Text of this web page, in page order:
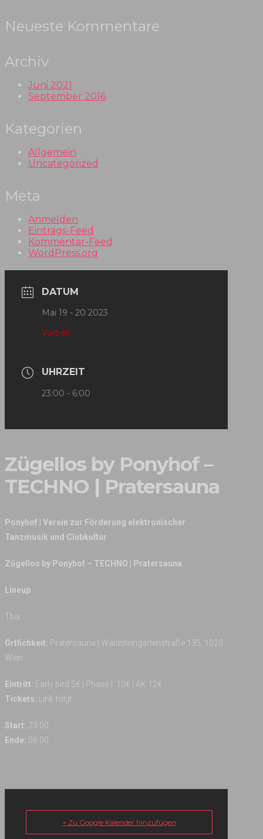
Neueste Kommentare
Archiv
Juni 2021
September 2016
Kategorien
Allgemein
Uncategorized
Meta
Anmelden
Eintrags-Feed
Kommentar-Feed
WordPress.org
DATUM
Mai 19 - 20 2023
Vorbei!
UHRZEIT
23:00 - 6:00
Zügellos by Ponyhof –
TECHNO | Pratersauna
Ponyhof | Verein zur Förderung elektronischer
Tanzmusik und Clubkultur
Zügellos by Ponyhof – TECHNO | Pratersauna
Lineup
Tba.
Örtlichkeit: Pratersauna | Waldsteingartenstraße 135, 1020
Wien
Eintritt: Early bird 5€ | Phase I 10€ | AK 12€
Tickets: Link folgt
Start: 23:00
Ende: 06:00
+ Zu Google Kalender hinzufügen